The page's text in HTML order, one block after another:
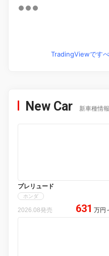
TradingViewです
New Car 新車種情報
プレリュード
ホンダ
2026.08発売 631 万円